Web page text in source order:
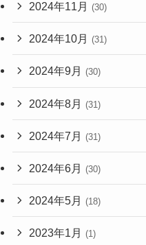
2024年11月 (30)
2024年10月 (31)
2024年9月 (30)
2024年8月 (31)
2024年7月 (31)
2024年6月 (30)
2024年5月 (18)
2023年1月 (1)